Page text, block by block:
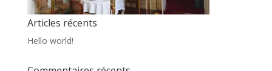
Articles récents
Hello world!